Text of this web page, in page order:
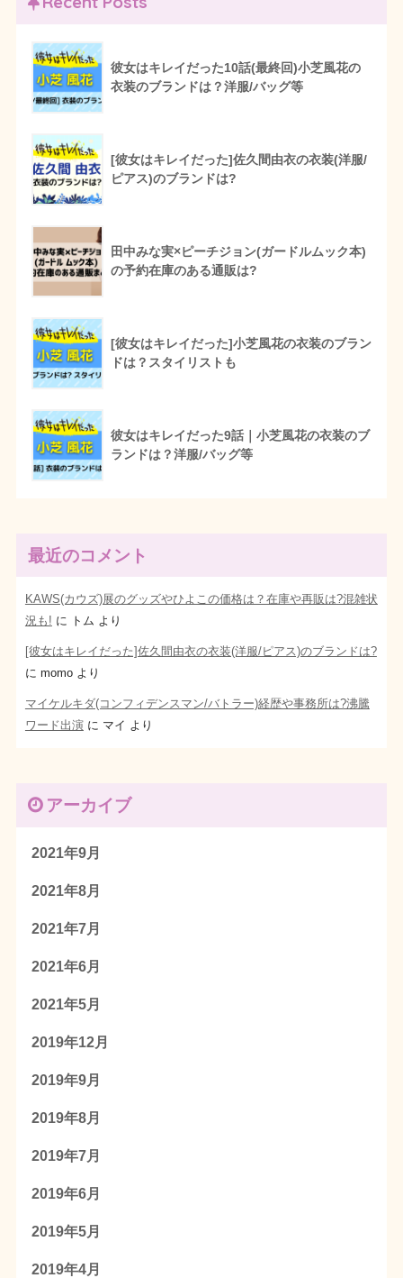
彼女はキレイだった10話(最終回)小芝風花の
衣装のブランドは？洋服/バッグ等
[彼女はキレイだった]佐久間由衣の衣装(洋服/
ピアス)のブランドは?
田中みな実×ピーチジョン(ガードルムック本)
の予約在庫のある通販は?
[彼女はキレイだった]小芝風花の衣装のブラン
ドは？スタイリストも
彼女はキレイだった9話｜小芝風花の衣装のブ
ランドは？洋服/バッグ等
最近のコメント
KAWS(カウズ)展のグッズやひよこの価格は？在庫や再販は?混雑状
況も! に トム より
[彼女はキレイだった]佐久間由衣の衣装(洋服/ピアス)のブランドは?
に momoより
マイケルキダ(コンフィデンスマン/バトラー)経歴や事務所は?沸騰
ワード出演に マイ より
アーカイブ
2021年9月
2021年8月
2021年7月
2021年6月
2021年5月
2019年12月
2019年9月
2019年8月
2019年7月
2019年6月
2019年5月
2019年4月